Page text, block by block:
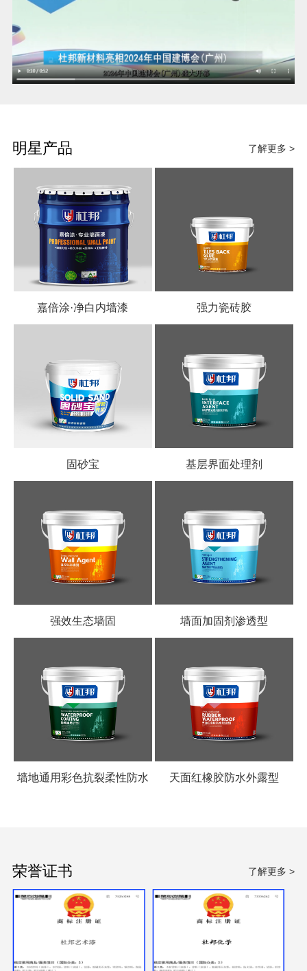
明星产品 了解更多 >
嘉倍涂·净白内墙漆 强力瓷砖胶
固砂宝 基层界面处理剂
强效生态墙固 墙面加固剂渗透型
墙地通用彩色抗裂柔性防水 天面红橡胶防水外露型
荣誉证书 了解更多 >